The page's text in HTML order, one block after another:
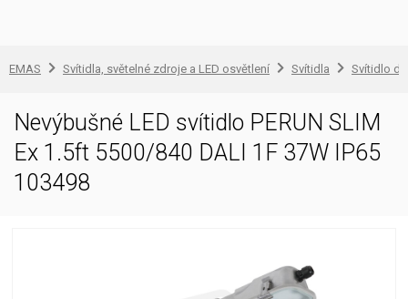
EMAS Svítidla, světelné zdroje a LED osvětlení Svítidla Svítidlo
Nevýbušné LED svítidlo PERUN SLIM
Ex 1.5ft 5500/840 DALI 1F 37W IP65
103498